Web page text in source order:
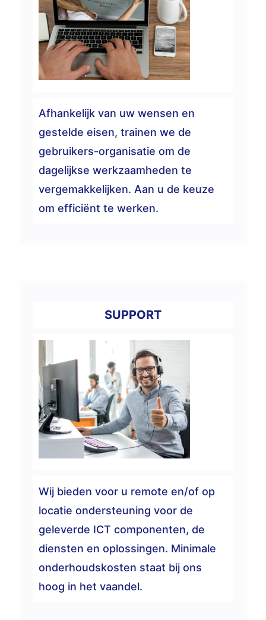
Afhankelijk van uw wensen en
gestelde eisen, trainen we de
gebruikers-organisatie om de
dagelijkse werkzaamheden te
vergemakkelijken. Aan u de keuze
om efficiënt te werken.
SUPPORT
Wij bieden voor u remote en/of op
locatie ondersteuning voor de
geleverde ICT componenten, de
diensten en oplossingen. Minimale
onderhoudskosten staat bij ons
hoog in het vaandel.